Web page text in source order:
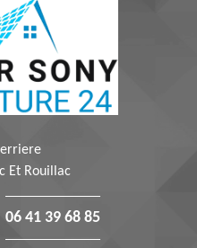
Et Rouillac
06 41 39 68 85